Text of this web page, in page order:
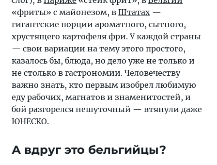
простого,
казалось
блюда,
только
важно
«фриты» с майонезом, в Штатах —
гигантские порции ароматного, сытного,
хрустящего картофеля фри. У каждой страны
— свои вариации на тему этого простого,
казалось бы, блюда, но дело уже не только и
не столько в гастрономии. Человечеству
важно знать, кто первым изобрел любимую
еду рабочих, магнатов и знаменитостей, и
бой разгорелся нешуточный — втянули даже
ЮНЕСКО.
А вдруг это бельгийцы?